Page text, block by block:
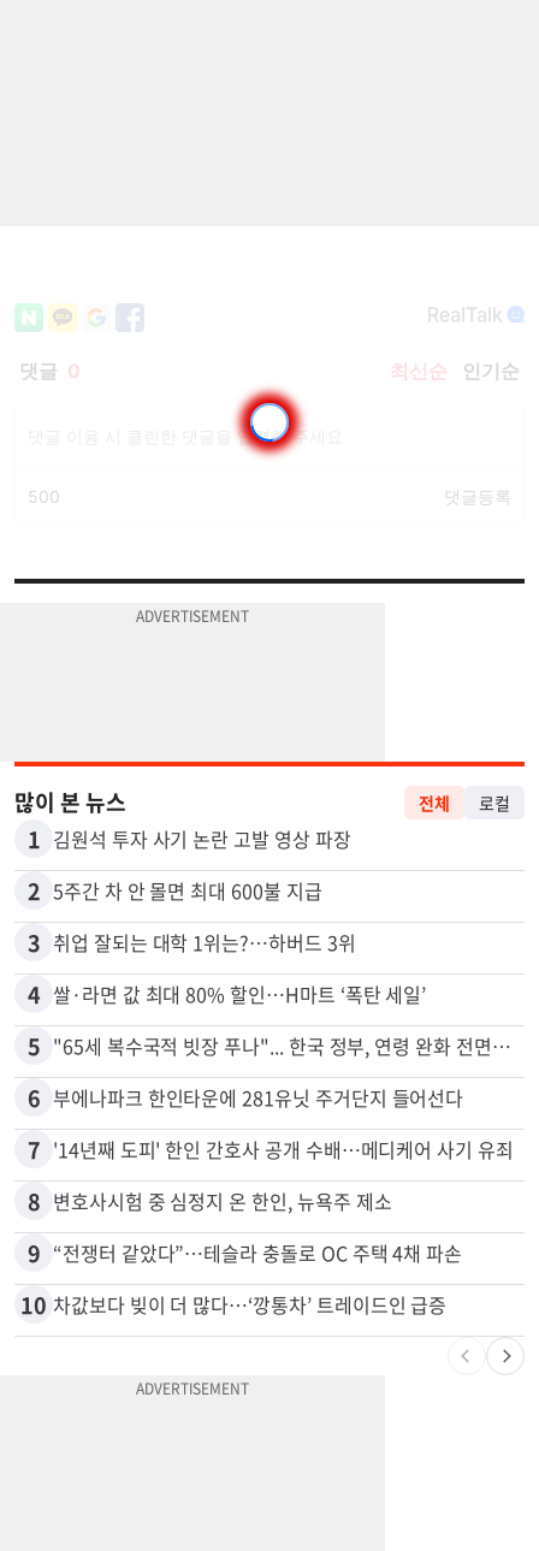
많이 본 뉴스
1 김원석 투자 사기 논란 고발 영상 파장
2 5주간 차 안 몰면 최대 600불 지급
3 취업 잘되는 대학 1위는?…하버드 3위
4 쌀·라면 값 최대 80% 할인…H마트 ‘폭탄 세일’
5
6 부에나파크 한인타운에 281유닛 주거단지 들어선다
7 '14년째 도피' 한인 간호사 공개 수배…메디케어 사기 유죄
8 변호사시험 중 심정지 온 한인, 뉴욕주 제소
9 “전쟁터 같았다”…테슬라 충돌로 OC 주택 4채 파손